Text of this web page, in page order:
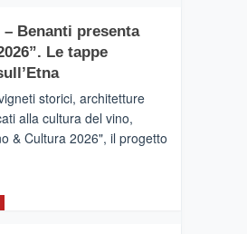
– Benanti presenta
Le tappe
storici, architetture
alla cultura del vino,
& Cultura 2026", il progetto